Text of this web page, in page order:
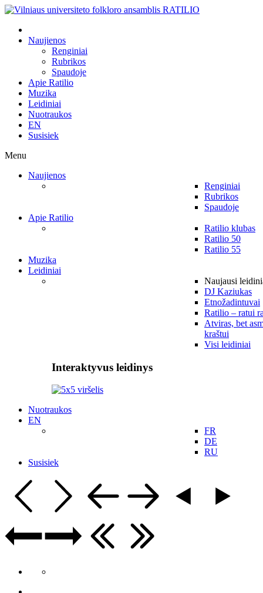
Naujienos
Renginiai
Rubrikos
Spaudoje
Apie Ratilio
Muzika
Leidiniai
Nuotraukos
EN
Susisiek
Menu
Naujienos
Renginiai
Rubrikos
Spaudoje
Apie Ratilio
Ratilio klubas
Ratilio 50
Ratilio 55
Muzika
Leidiniai
Naujausi
DJ Kaziukas
Etnožadintuvai
Ratilio – ratui
Atviras, bet
kraštui
Visi leidiniai
Interaktyvus leidinys
Nuotraukos
EN
FR
DE
RU
Susisiek